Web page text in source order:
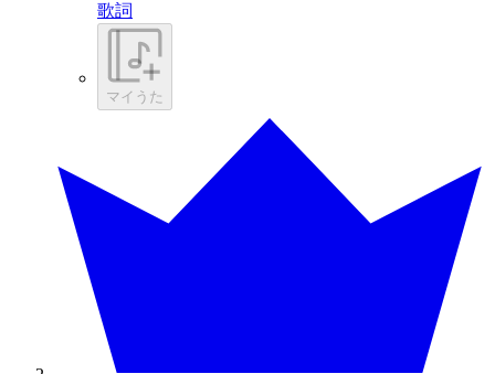
歌詞
マイうた